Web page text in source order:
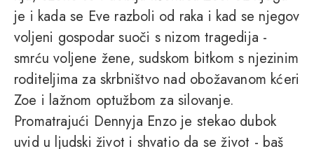
je i kada se Eve razboli od raka i kad se njegov
voljeni gospodar suoči s nizom tragedija -
smrću voljene žene, sudskom bitkom s njezinim
roditeljima za skrbništvo nad obožavanom kćeri
Zoe i lažnom optužbom za silovanje.
Promatrajući Dennyja Enzo je stekao dubok
uvid u ljudski život i shvatio da se život - baš